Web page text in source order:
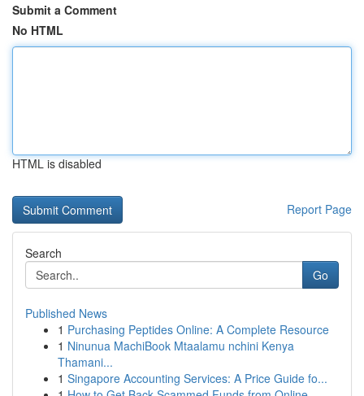
Submit a Comment
No HTML
HTML is disabled
Report Page
Search
Go
Published News
1 Purchasing Peptides Online: A Complete Resource
1 Ninunua MachiBook Mtaalamu nchini Kenya
Thamani...
1 Singapore Accounting Services: A Price Guide fo...